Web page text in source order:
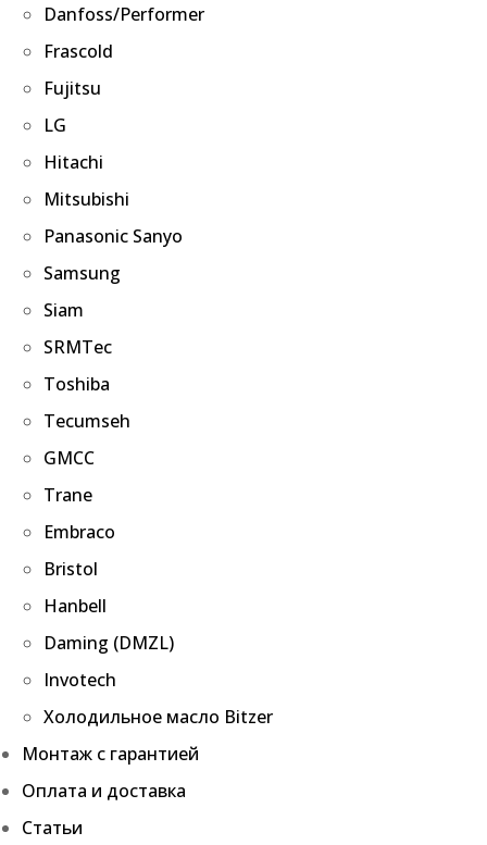
Danfoss/Performer
Frascold
Fujitsu
LG
Hitachi
Mitsubishi
Panasonic Sanyo
Samsung
Siam
SRMTec
Toshiba
Tecumseh
GMCC
Trane
Embraco
Bristol
Hanbell
Daming (DMZL)
Invotech
Холодильное масло Bitzer
Монтаж с гарантией
Оплата и доставка
Статьи